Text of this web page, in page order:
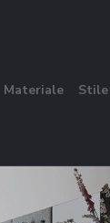
Materiale Stile